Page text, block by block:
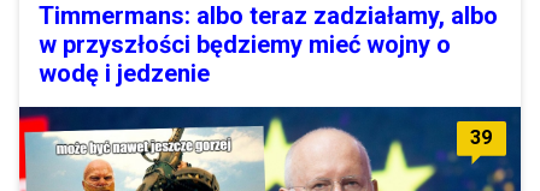
Timmermans: albo teraz zadziałamy, albo
w przyszłości będziemy mieć wojny o
wodę i jedzenie
39